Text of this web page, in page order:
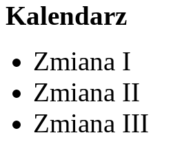
Kalendarz
Zmiana I
Zmiana II
Zmiana III